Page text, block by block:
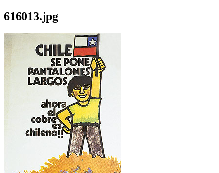
616013.jpg